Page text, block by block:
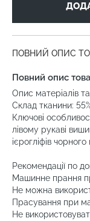
ПОВНИЙ ОПИС
Повний опис
Опис матеріалів
Склад тканини:
Ключові
лівому рукаві
ієрогліфів
Рекомендації по
Машинне прання
Не можна
Прасування при
Не